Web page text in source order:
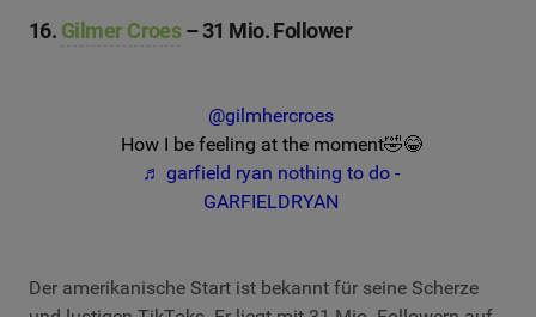
16. Gilmer Croes– 31 Mio. Follower
@gilmhercroes
How I be feeling at the moment🤣😂
♬ garfield ryan nothing to do -
GARFIELDRYAN
Der amerikanische Start ist bekannt für seine Scherze